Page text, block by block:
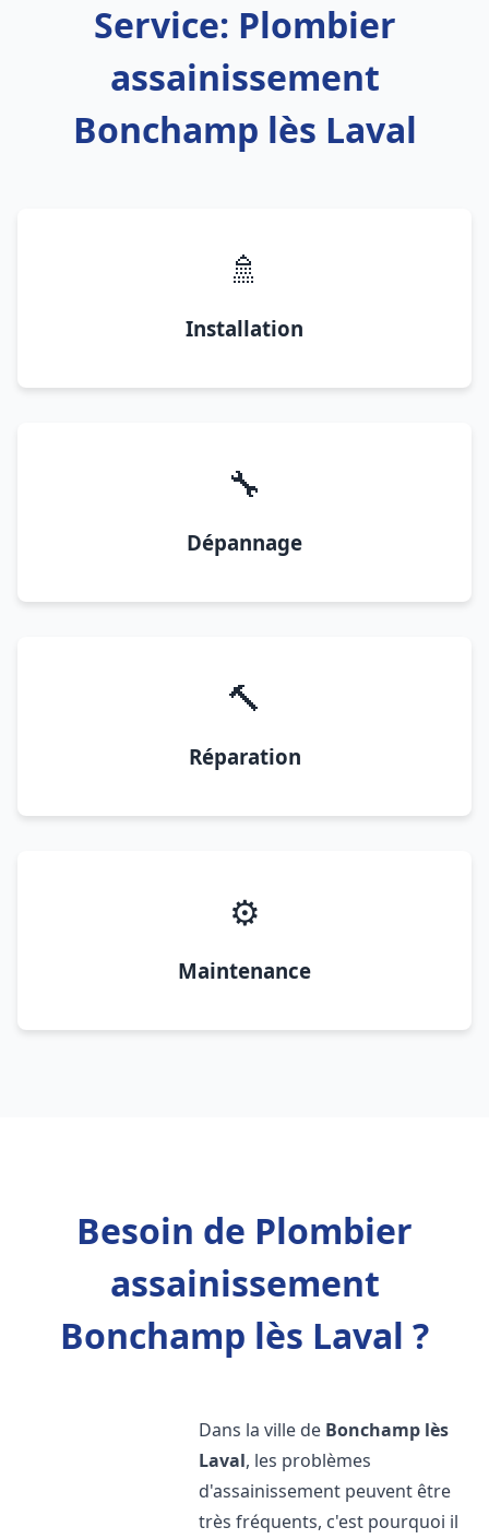
Service: Plombier
assainissement
Bonchamp lès Laval
🚿
Installation
🔧
Dépannage
🔨
Réparation
⚙️
Maintenance
Besoin de Plombier
assainissement
Bonchamp lès Laval ?
Dans la ville de Bonchamp lès
Laval, les problèmes
d'assainissement peuvent être
très fréquents, c'est pourquoi il